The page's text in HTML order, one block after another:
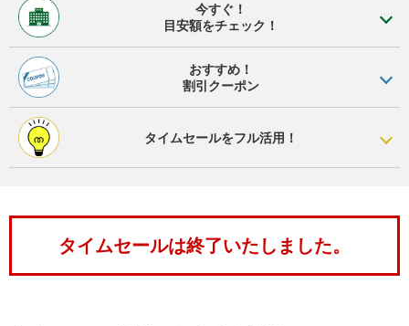
今すぐ！
目安額をチェック！
おすすめ！
割引クーポン
タイムセールをフル活用！
タイムセールは終了いたしました。